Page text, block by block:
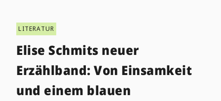
LITERATUR
Elise Schmits neuer
Erzählband: Von Einsamkeit
und einem blauen